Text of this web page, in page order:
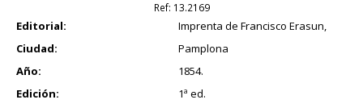
Ref: 13.2169
Editorial:
Imprenta de Francisco Erasun,
Ciudad:
Pamplona
Año:
1854.
Edición:
1ª ed.